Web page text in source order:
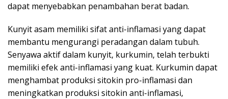
dapat menyebabkan penambahan berat badan.
Kunyit asam memiliki sifat anti-inflamasi yang dapat
membantu mengurangi peradangan dalam tubuh.
Senyawa aktif dalam kunyit, kurkumin, telah terbukti
memiliki efek anti-inflamasi yang kuat. Kurkumin dapat
menghambat produksi sitokin pro-inflamasi dan
meningkatkan produksi sitokin anti-inflamasi,